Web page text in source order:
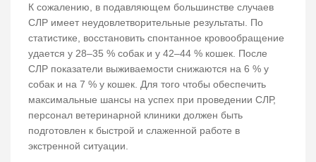
К сожалению, в подавляющем большинстве случаев
СЛР имеет неудовлетворительные результаты. По
статистике, восстановить спонтанное кровообращение
удается у 28–35 % собак и у 42–44 % кошек. После
СЛР показатели выживаемости снижаются на 6 % у
собак и на 7 % у кошек. Для того чтобы обеспечить
максимальные шансы на успех при проведении СЛР,
персонал ветеринарной клиники должен быть
подготовлен к быстрой и слаженной работе в
экстренной ситуации.